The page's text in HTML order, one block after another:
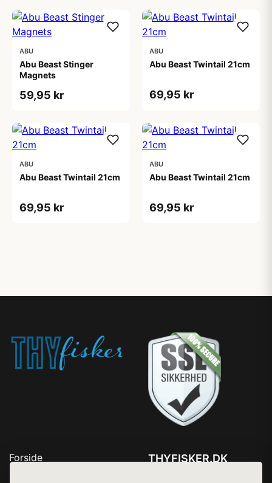
ABU
Abu Beast Stinger
Magnets
59,95 kr
ABU
Abu Beast Twintail 21cm
69,95 kr
ABU
Abu Beast Twintail 21cm
69,95 kr
ABU
Abu Beast Twintail 21cm
69,95 kr
Forside
THYFISKER.DK